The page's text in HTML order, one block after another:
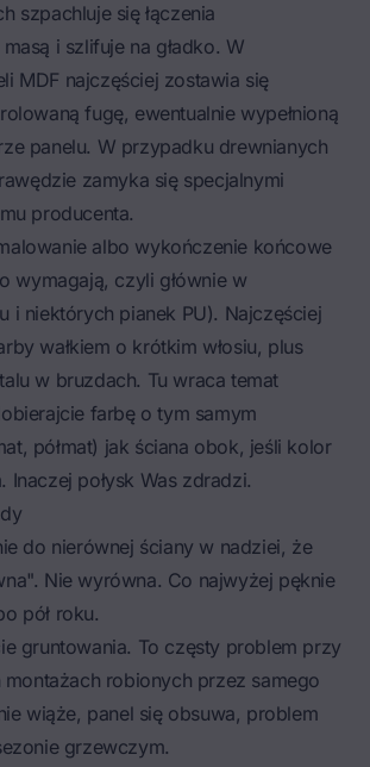
szpachluje się łączenia
i szlifuje na gładko. W
MDF najczęściej zostawia się
fugę, ewentualnie wypełnioną
panelu. W przypadku drewnianych
zamyka się specjalnymi
producenta.
albo wykończenie końcowe
wymagają, czyli głównie w
i niektórych pianek PU). Najczęściej
wałkiem o krótkim włosiu, plus
w bruzdach. Tu wraca temat
farbę o tym samym
półmat) jak ściana obok, jeśli kolor
Inaczej połysk Was zdradzi.
do nierównej ściany w nadziei, że
Nie wyrówna. Co najwyżej pęknie
pół roku.
gruntowania. To częsty problem przy
robionych przez samego
wiąże, panel się obsuwa, problem
grzewczym.